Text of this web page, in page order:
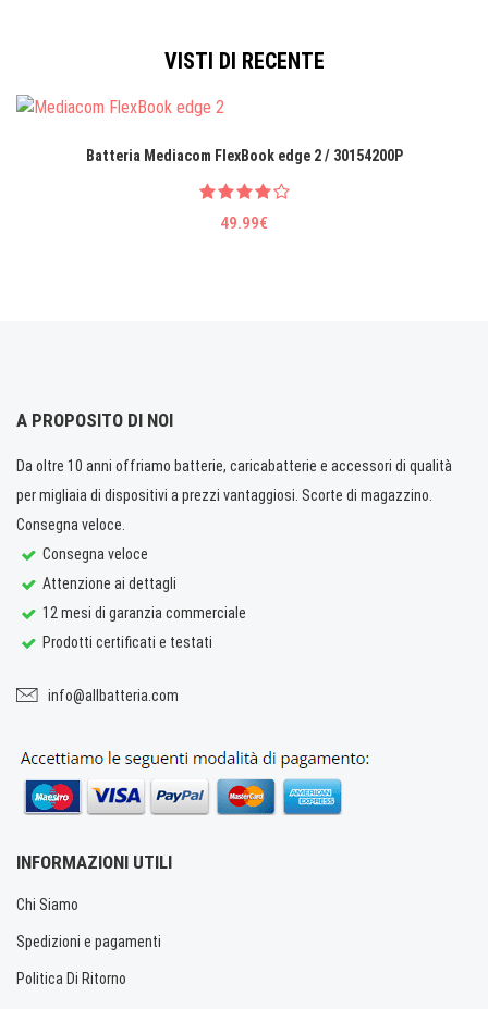
VISTI DI RECENTE
Batteria Mediacom FlexBook edge 2 / 30154200P
49.99€
A PROPOSITO DI NOI
Da oltre 10 anni offriamo batterie, caricabatterie e accessori di qualità
per migliaia di dispositivi a prezzi vantaggiosi. Scorte di magazzino.
Consegna veloce.
Consegna veloce
Attenzione ai dettagli
12 mesi di garanzia commerciale
Prodotti certificati e testati
info@allbatteria.com
INFORMAZIONI UTILI
Chi Siamo
Spedizioni e pagamenti
Politica Di Ritorno